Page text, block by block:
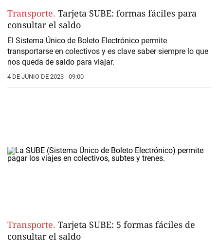
Transporte. Tarjeta SUBE: formas fáciles para
consultar el saldo
El Sistema Único de Boleto Electrónico permite
transportarse en colectivos y es clave saber siempre lo que
nos queda de saldo para viajar.
4 DE JUNIO DE 2023 - 09:00
Transporte. Tarjeta SUBE: 5 formas fáciles de
consultar el saldo